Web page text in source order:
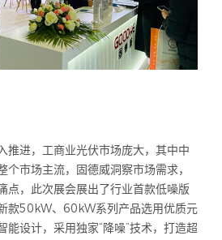
推进，工商业光伏市场庞大，其中中
市场主流，固德威洞察市场需求，
点，此次展会展出了行业首款低噪版
款50kW、60kW系列产品选用优质元
能设计，采用独家“降噪”技术，打造超